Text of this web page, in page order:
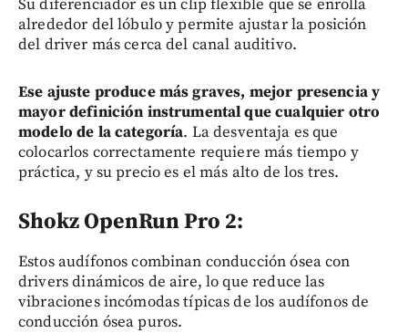
Su diferenciador es un clip flexible que se enrolla
alrededor del lóbulo y permite ajustar la posición
del driver más cerca del canal auditivo.
Ese ajuste produce más graves, mejor presencia y
mayor definición instrumental que cualquier otro
modelo de la categoría. La desventaja es que
colocarlos correctamente requiere más tiempo y
práctica, y su precio es el más alto de los tres.
Shokz OpenRun Pro 2:
Estos audífonos combinan conducción ósea con
drivers dinámicos de aire, lo que reduce las
vibraciones incómodas típicas de los audífonos de
conducción ósea puros.